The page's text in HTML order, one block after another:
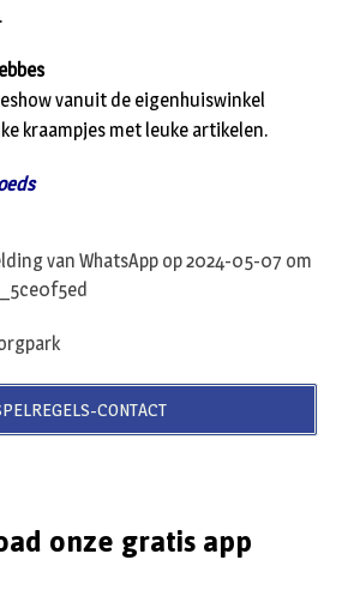
vanuit de eigenhuiswinkel
kraampjes met leuke artikelen.
CONTACT
onze gratis app